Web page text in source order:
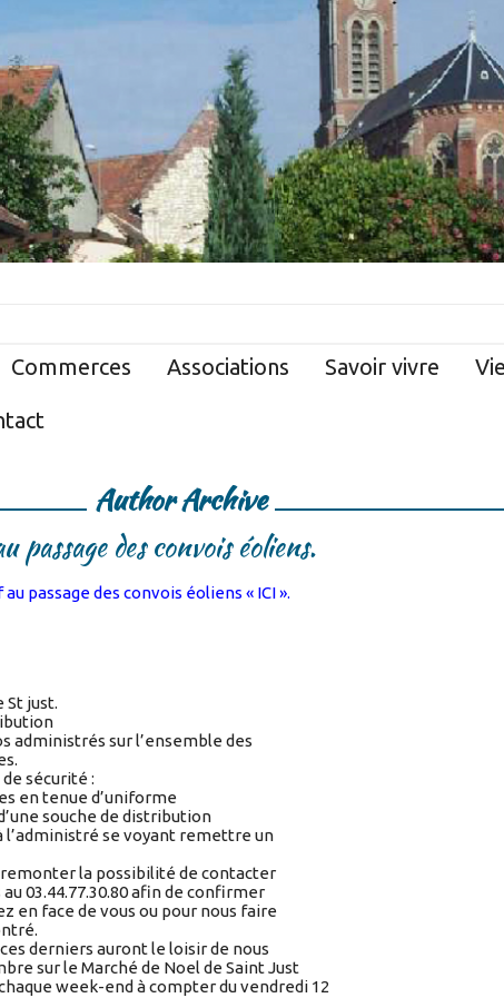
Commerces Associations Savoir vivre
Author Archive
des convois éoliens.
passage des convois éoliens « ICI ».
St just.
administrés sur l’ensemble des
sécurité :
en tenue d’uniforme
souche de distribution
se voyant remettre un
remonter la possibilité de contacter
03.44.77.30.80 afin de confirmer
en face de vous ou pour nous faire
derniers auront le loisir de nous
sur le Marché de Noel de Saint Just
week-end à compter du vendredi 12